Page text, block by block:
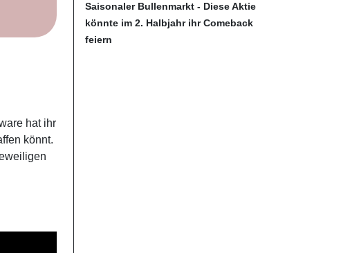
hat ihr
könnt.
Saisonaler Bullenmarkt - Diese Aktie
könnte im 2. Halbjahr ihr Comeback
feiern